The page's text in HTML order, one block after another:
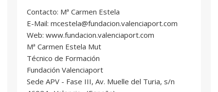
Arturo Monfort Mulinas
sector
Francisco Nacián Gil : Profesional del sector
Manuel Rodriguez Ruiz
sector
Álvaro Rodríguez Dapena
sector
Contacto: Mª Carmen Estela
E-Mail: mcestela@fundacion.valenciaport.com
Web: www.fundacion.valenciaport.com
Mª Carmen Estela Mut
Técnico de Formación
Fundación Valenciaport
Sede APV - Fase III, Av. Muelle del Turia, s/n